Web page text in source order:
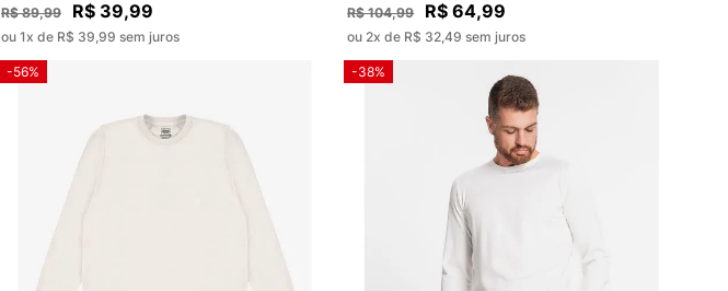
R$ 89,99 R$ 39,99
ou 1x de R$ 39,99 sem juros
R$ 104,99 R$ 64,99
ou 2x de R$ 32,49 sem juros
-56% -38%